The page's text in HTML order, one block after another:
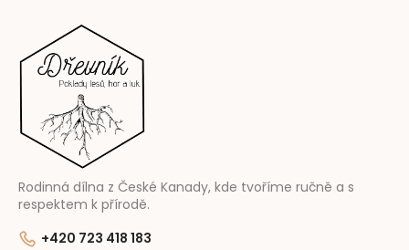
Rodinná dílna z České Kanady, kde tvoříme ručně a s
respektem k přírodě.
+420 723 418 183